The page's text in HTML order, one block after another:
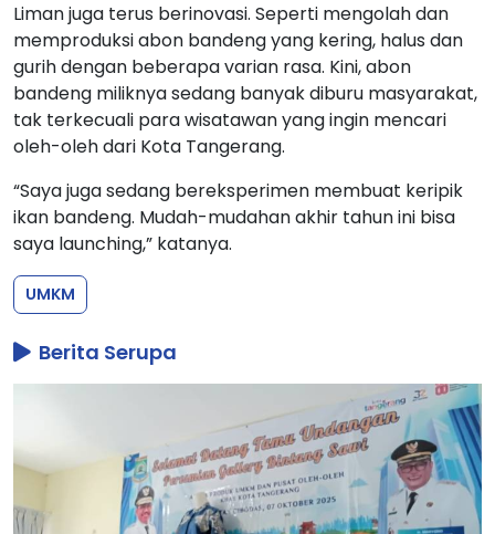
Liman juga terus berinovasi. Seperti mengolah dan
memproduksi abon bandeng yang kering, halus dan
gurih dengan beberapa varian rasa. Kini, abon
bandeng miliknya sedang banyak diburu masyarakat,
tak terkecuali para wisatawan yang ingin mencari
oleh-oleh dari Kota Tangerang.
“Saya juga sedang bereksperimen membuat keripik
ikan bandeng. Mudah-mudahan akhir tahun ini bisa
saya launching,” katanya.
UMKM
Berita Serupa